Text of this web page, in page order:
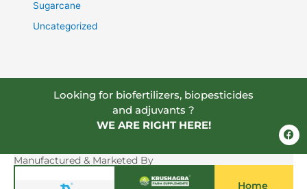
Sugarcane
Uncategorized
Looking for biofertilizers, biopesticides
and adjuvants ?
WE ARE RIGHT HERE!
F
a
c
Manufactured & Marketed By
Home